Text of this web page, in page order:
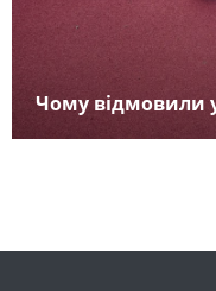
Чому відмовили